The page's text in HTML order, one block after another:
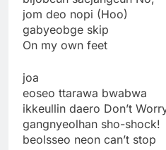
jom deo nopi (Hoo)
gabyeobge skip
On my own feet
joa
eoseo ttarawa bwabwa
ikkeullin daero Don’t
gangnyeolhan sho-shock!
beolsseo neon can’t stop